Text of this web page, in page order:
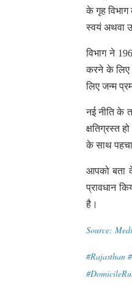
के गृह विभाग
स्वयं अथवा
विभाग ने
करने के लिए
लिए जन्म
नई नीति के
क्षतिग्रस्त
के साथ
आपको बता
प्रावधान
है।
Source:
#Rajasthan